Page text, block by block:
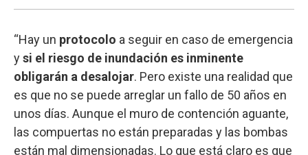
“Hay un protocolo a seguir en caso de emergencia
ysi el riesgo de inundación es inminente
obligarán a desalojar. Pero existe una realidad que
es que no se puede arreglar un fallo de 50 años en
unos días. Aunque el muro de contención aguante,
las compuertas no están preparadas y las bombas
están mal dimensionadas. Lo que está claro es que